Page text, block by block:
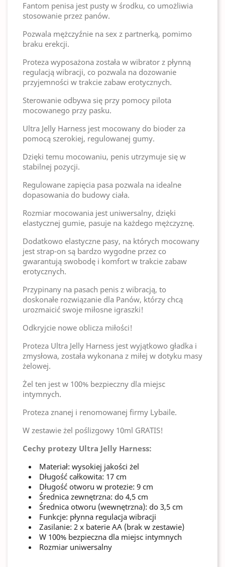
Fantom penisa jest pusty w środku, co umożliwia
stosowanie przez panów.
Pozwala mężczyźnie na sex z partnerką, pomimo
braku erekcji.
Proteza wyposażona została w wibrator z płynną
regulacją wibracji, co pozwala na dozowanie
przyjemności w trakcie zabaw erotycznych.
Sterowanie odbywa się przy pomocy pilota
mocowanego przy pasku.
Ultra Jelly Harness jest mocowany do bioder za
pomocą szerokiej, regulowanej gumy.
Dzięki temu mocowaniu, penis utrzymuje się w
stabilnej pozycji.
Regulowane zapięcia pasa pozwala na idealne
dopasowania do budowy ciała.
Rozmiar mocowania jest uniwersalny, dzięki
elastycznej gumie, pasuje na każdego mężczyznę.
Dodatkowo elastyczne pasy, na których mocowany
jest strap-on są bardzo wygodne przez co
gwarantują swobodę i komfort w trakcie zabaw
erotycznych.
Przypinany na pasach penis z wibracją, to
doskonałe rozwiązanie dla Panów, którzy chcą
urozmaicić swoje miłosne igraszki!
Odkryjcie nowe oblicza miłości!
Proteza Ultra Jelly Harness jest wyjątkowo gładka i
zmysłowa, została wykonana z miłej w dotyku masy
żelowej.
Żel ten jest w 100% bezpieczny dla miejsc
intymnych.
Proteza znanej i renomowanej firmy Lybaile.
W zestawie żel poślizgowy 10ml GRATIS!
Cechy protezy Ultra Jelly Harness:
Materiał: wysokiej jakości żel
Długość całkowita: 17 cm
Długość otworu w protezie: 9 cm
Średnica zewnętrzna: do 4,5 cm
Średnica otworu (wewnętrzna): do 3,5 cm
Funkcje: płynna regulacja wibracji
Zasilanie: 2 x baterie AA (brak w zestawie)
W 100% bezpieczna dla miejsc intymnych
Rozmiar uniwersalny